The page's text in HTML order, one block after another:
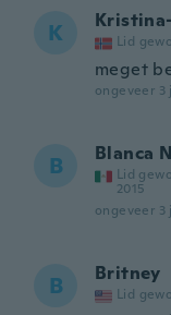
K Lid
meget
ongeveer 3
B Blanca
Lid
2015
ongeveer 3
B Britney
Lid